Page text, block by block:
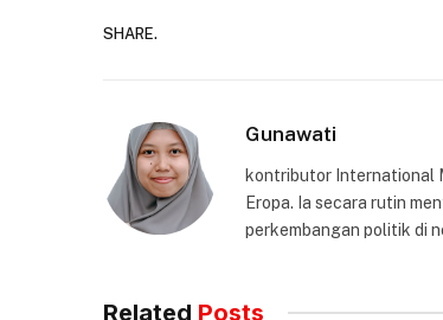
SHARE.
Gunawati
kontributor International
Eropa. Ia secara rutin
perkembangan politik di
Related Posts